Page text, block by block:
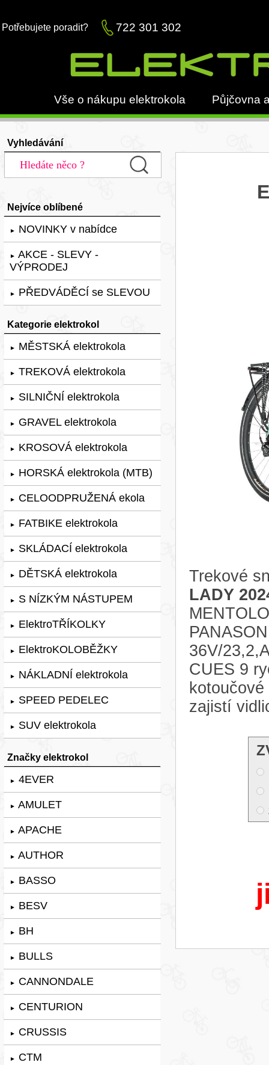
Potřebujete poradit? 722 301 302
Vše o nákupu elektrokola Půjčovna
Vyhledávání
Nejvíce oblíbené
► NOVINKY v nabídce
► AKCE - SLEVY -
VÝPRODEJ
► PŘEDVÁDĚCÍ se SLEVOU
Kategorie elektrokol
► MĚSTSKÁ elektrokola
► TREKOVÁ elektrokola
► SILNIČNÍ elektrokola
► GRAVEL elektrokola
► KROSOVÁ elektrokola
► HORSKÁ elektrokola (MTB)
► CELOODPRUŽENÁ ekola
► FATBIKE elektrokola
► SKLÁDACÍ elektrokola
► DĚTSKÁ elektrokola
► S NÍZKÝM NÁSTUPEM
► ElektroTŘÍKOLKY
► ElektroKOLOBĚŽKY
► NÁKLADNÍ elektrokola
► SPEED PEDELEC
► SUV elektrokola
Značky elektrokol
► 4EVER
► AMULET
► APACHE
► AUTHOR
► BASSO
► BESV
► BH
► BULLS
► CANNONDALE
► CENTURION
► CRUSSIS
► CTM
Trekové
LADY
36V/
CUES 9
zajistí